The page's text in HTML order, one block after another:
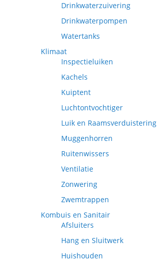
Drinkwaterzuivering
Drinkwaterpompen
Watertanks
Klimaat
Inspectieluiken
Kachels
Kuiptent
Luchtontvochtiger
Luik en Raamsverduistering
Muggenhorren
Ruitenwissers
Ventilatie
Zonwering
Zwemtrappen
Kombuis en Sanitair
Afsluiters
Hang en Sluitwerk
Huishouden